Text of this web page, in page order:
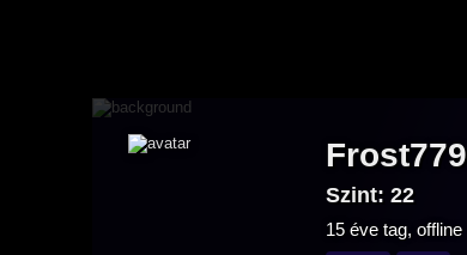
Frost779
Szint: 22
15 éve tag, offline